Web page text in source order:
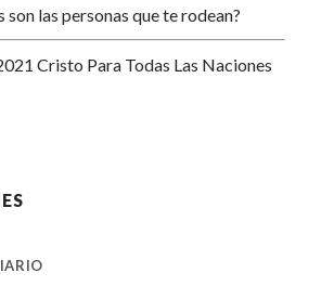
son las personas que te rodean?
Cristo Para Todas Las Naciones